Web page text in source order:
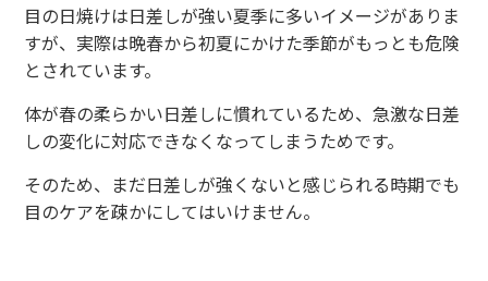
目の日焼けは日差しが強い夏季に多いイメージがありま
すが、実際は晩春から初夏にかけた季節がもっとも危険
とされています。
体が春の柔らかい日差しに慣れているため、急激な日差
しの変化に対応できなくなってしまうためです。
そのため、まだ日差しが強くないと感じられる時期でも
目のケアを疎かにしてはいけません。